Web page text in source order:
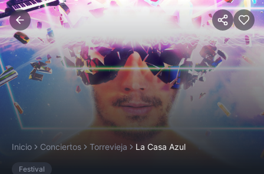
Inicio Conciertos Torrevieja La Casa Azul
Festival